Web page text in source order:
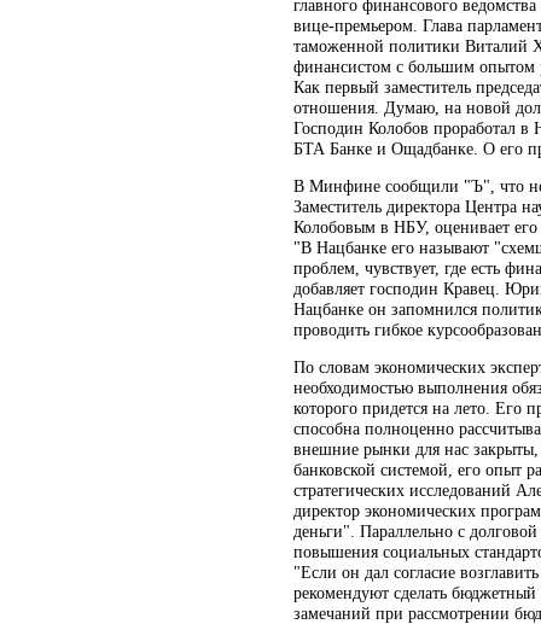
главного финансового
вице-премьером. Глава
таможенной политики Виталий
финансистом с большим опытом
Как первый заместитель
отношения. Думаю, на новой
Господин Колобов проработал в
БТА Банке и Ощадбанке. О его
В Минфине сообщили "Ъ", что
Заместитель директора Центра
Колобовым в НБУ, оценивает
"В Нацбанке его называют
проблем, чувствует, где есть
добавляет господин Кравец.
Нацбанке он запомнился
проводить гибкое
По словам экономических
необходимостью выполнения
которого придется на лето. Его
способна полноценно
внешние рынки для нас закрыты,
банковской системой, его опыт
стратегических исследований
директор экономических
деньги". Параллельно с
повышения социальных
"Если он дал согласие
рекомендуют сделать
замечаний при рассмотрении